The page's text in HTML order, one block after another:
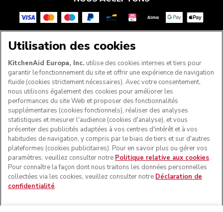
SUIVEZ-NOUS
© KitchenAid 2026 - Tous droits réservés. KitchenAid et la
forme du robot pâtissier multifonction sont des marques
commerciales aux États-Unis et ailleurs.
Utilisation des cookies
KitchenAid Europa, Inc. utilise des cookies internes et tiers pour
garantir le fonctionnement du site et offrir une expérience de navigation
fluide (cookies strictement nécessaires). Avec votre consentement,
nous utilisons également des cookies pour améliorer les
performances du site Web et proposer des fonctionnalités
supplémentaires (cookies fonctionnels), réaliser des analyses
statistiques et mesurer l'audience (cookies d'analyse), et vous
présenter des publicités adaptées à vos centres d'intérêt et à vos
habitudes de navigation, y compris par le biais de tiers et sur d'autres
plateformes (cookies publicitaires). Pour en savoir plus ou gérer vos
paramètres, veuillez consulter notre Politique relative aux cookies.
Pour connaître la façon dont nous traitons les données personnelles
collectées via les cookies, veuillez consulter notre Déclaration de
confidentialité.